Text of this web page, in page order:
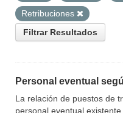
Retribuciones
Filtrar Resultados
Personal eventual
La relación de puestos de
personal eventual